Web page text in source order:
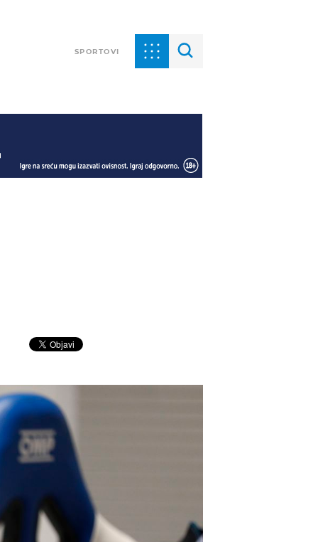
SPORTOVI